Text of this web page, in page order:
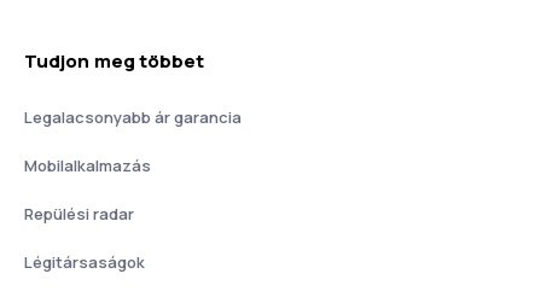
Tudjon meg többet
Legalacsonyabb ár garancia
Mobilalkalmazás
Repülési radar
Légitársaságok